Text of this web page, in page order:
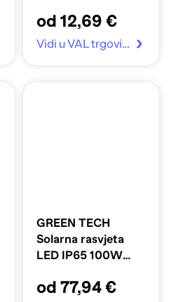
od 12,69 €
Vidi u VAL trgovina
GREEN TECH
Solarna rasvjeta
LED IP65 100W
od 77,94 €